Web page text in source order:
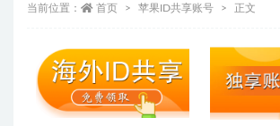
当前位置： 首页 苹果ID共享账号 正文